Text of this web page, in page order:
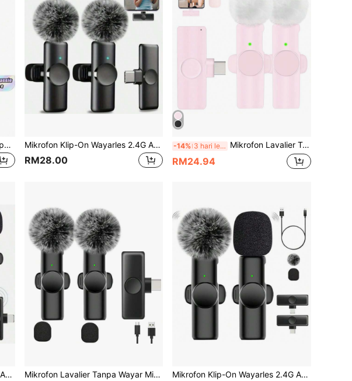
Mikrofon Lapel Lavalier Mini Tanpa Wayar untuk Mikrofon Berganda Tanpa Wayar Jenis-C Palam dan Pengambilan 2.4G Kelewatan Ultra Rendah Cip Pengurangan Bunyi Terbina Dalam 5H Masa Bekerja untuk Pencipta Dua Orang Mikrofon Klip-On Wayarles 2.4G Antara Muka Type-C Pasang dan Main Latensi Ultra Rendah Cip Pengurangan Hingar Terbina Dalam Sesuai untuk Rakaman Video Temubual Podcast Vlog Bateri Boleh Cas Semula 50mAh
RM28.00
-14% 3 hari lepas Mikrofon Lavalier Tanpa Wayar Sesuai Untuk , Mikrofon Video Langsung Rakaman Mudah Alih Mini Bual Podcast, Pembatalan Bunyi Terbina Dalam, Mikrofon Klip-Pada Tanpa Wayar Pasang dan Main Untuk Penciptaan Kandungan (Bateri Boleh Dicas Semula 50mAh)
RM24.94
Mikrofon Klip-On Wayarles 2.4G Antara Muka Type-C Pasang dan Main Latensi Sangat Rendah Cip Pengurangan Hingar Terbina Dalam Sesuai untuk Rakaman Video Temubual Podcast Vlog Bateri Boleh Cas Semula 50mAh Mikrofon Lavalier Tanpa Wayar Mini Klip Mikrofon Pengurangan Hingar TypeC Mikrofon Lapel Plug & Play 2.4G Kependaman Ultra Rendah Cip Pengurangan Hingar Terbina Dalam Masa Bekerja Rakaman Video Penstriman Langsung Rakaman Video Bual Podcast Kapasiti Bateri 50 mAh Mikrofon Klip-On Wayarles 2.4G Antara Muka Type-C Pasang dan Main Kependaman Ultra Rendah Cip Pengurangan Hingar Terbina Dalam Sesuai untuk Rakaman Video Duga Podcast Vlog Bateri Boleh Cas Semula 50mAh